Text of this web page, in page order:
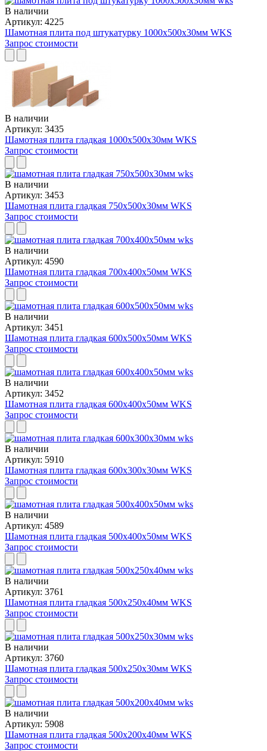
В наличии
Артикул: 4225
Шамотная плита под штукатурку 1000x500x30мм WKS
Запрос стоимости
В наличии
Артикул: 3435
Шамотная плита гладкая 1000x500x30мм WKS
Запрос стоимости
В наличии
Артикул: 3453
Шамотная плита гладкая 750x500x30мм WKS
Запрос стоимости
В наличии
Артикул: 4590
Шамотная плита гладкая 700x400x50мм WKS
Запрос стоимости
В наличии
Артикул: 3451
Шамотная плита гладкая 600x500x50мм WKS
Запрос стоимости
В наличии
Артикул: 3452
Шамотная плита гладкая 600x400x50мм WKS
Запрос стоимости
В наличии
Артикул: 5910
Шамотная плита гладкая 600x300x30мм WKS
Запрос стоимости
В наличии
Артикул: 4589
Шамотная плита гладкая 500x400x50мм WKS
Запрос стоимости
В наличии
Артикул: 3761
Шамотная плита гладкая 500x250x40мм WKS
Запрос стоимости
В наличии
Артикул: 3760
Шамотная плита гладкая 500x250x30мм WKS
Запрос стоимости
В наличии
Артикул: 5908
Шамотная плита гладкая 500x200x40мм WKS
Запрос стоимости